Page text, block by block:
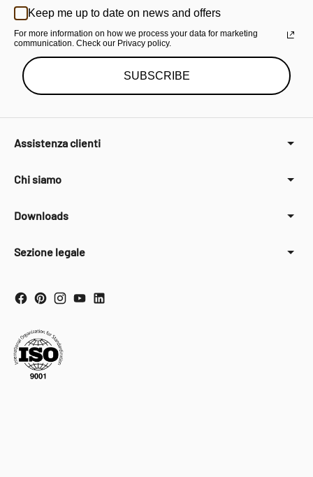
Keep me up to date on news and offers
For more information on how we process your data for marketing
communication. Check our Privacy policy.
SUBSCRIBE
Assistenza clienti
Chi siamo
Downloads
Sezione legale